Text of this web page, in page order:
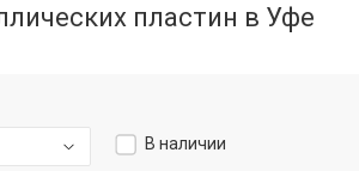
пластин в Уфе
В наличии